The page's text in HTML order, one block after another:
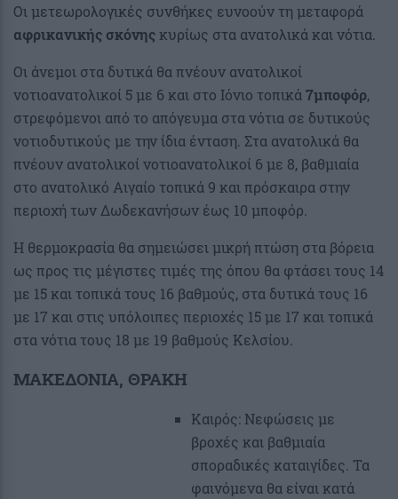
Οι μετεωρολογικές συνθήκες ευνοούν τη μεταφορά
αφρικανικής σκόνηςκυρίως στα ανατολικά και νότια.
Οι άνεμοι στα δυτικά θα πνέουν ανατολικοί
νοτιοανατολικοί 5 με 6 και στο Ιόνιο τοπικά 7μποφόρ,
στρεφόμενοι από το απόγευμα στα νότια σε δυτικούς
νοτιοδυτικούς με την ίδια ένταση. Στα ανατολικά θα
πνέουν ανατολικοί νοτιοανατολικοί 6 με 8, βαθμιαία
στο ανατολικό Αιγαίο τοπικά 9 και πρόσκαιρα στην
περιοχή των Δωδεκανήσων έως 10 μποφόρ.
Η θερμοκρασία θα σημειώσει μικρή πτώση στα βόρεια
ως προς τις μέγιστες τιμές της όπου θα φτάσει τους 14
με 15 και τοπικά τους 16 βαθμούς, στα δυτικά τους 16
με 17 και στις υπόλοιπες περιοχές 15 με 17 και τοπικά
στα νότια τους 18 με 19 βαθμούς Κελσίου.
ΜΑΚΕΔΟΝΙΑ, ΘΡΑΚΗ
Καιρός: Νεφώσεις με
βροχές και βαθμιαία
σποραδικές καταιγίδες. Τα
φαινόμενα θα είναι κατά